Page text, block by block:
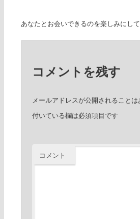
あなたとお会いできるのを楽しみにし
コメントを残す
メールアドレスが公開されることは
付いている欄は必須項目です
コメント